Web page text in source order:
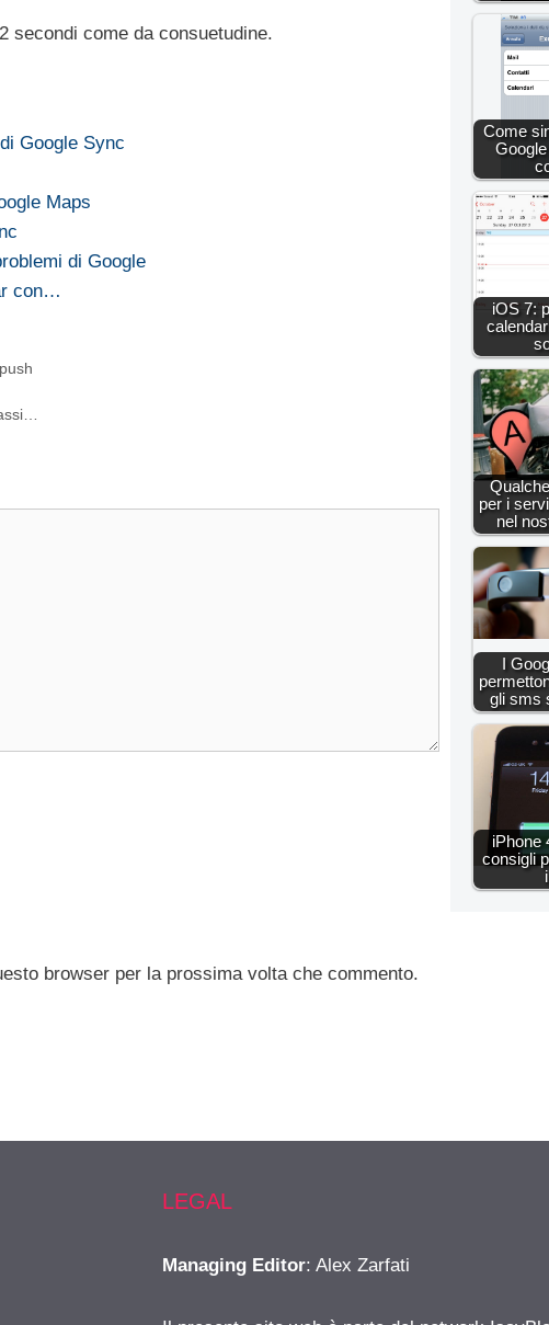
secondi come da consuetudine.
Google Sync
Maps
di Google
con…
push
browser per la prossima volta che commento.
Come
iOS 7:
per i
nel
I
gli sms
iPhone
consigli
LEGAL
Managing Editor: Alex Zarfati